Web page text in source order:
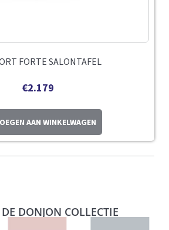
FORTE SALONTAFEL
€2.179
AAN WINKELWAGEN
DONJON COLLECTIE